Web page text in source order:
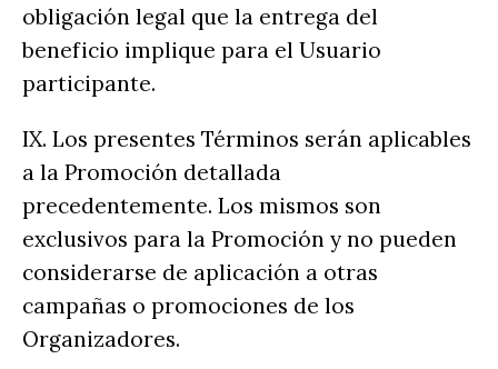
obligación legal que la entrega del
beneficio implique para el Usuario
participante.
IX. Los presentes Términos serán aplicables
a la Promoción detallada
precedentemente. Los mismos son
exclusivos para la Promoción y no pueden
considerarse de aplicación a otras
campañas o promociones de los
Organizadores.